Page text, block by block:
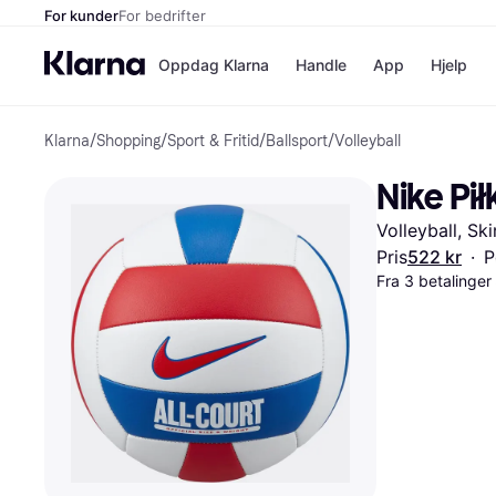
For kunderFor bedrifter
Oppdag Klarna
Betal nå
Betal i 3
Betal innen
Finansiering
Vipps
Handle App Hjelp
Klarna/Shopping/Sport & Fritid/Ballsport/Volleyball
Nike
Volleyball,
Pris522 kr ·
Fra 3